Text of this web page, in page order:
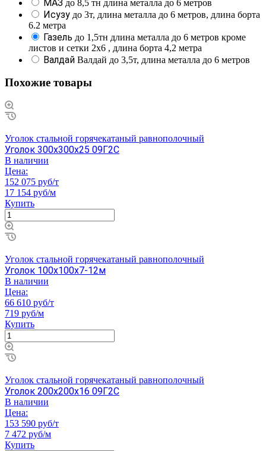
МАЗ до 8,5 тн длина металла до 6 метров
Исузу до 3т, длина металла до 6 метров, длина борта
6.2 метра
Газель до 1,5тн длина металла до 6 метров кроме
листов и сетки 2х6 , длина борта 4,2 метра
Валдай Валдай до 3,5т, длина металла до 6 метров
Похожие товары
Уголок стальной горячекатаный равнополочный
Уголок 300х300х25 09Г2С
В наличии
Цена:
152 075 руб/т
17 154 руб/м
Купить
Уголок стальной горячекатаный равнополочный
Уголок 100х100х7-12м
В наличии
Цена:
66 610 руб/т
719 руб/м
Купить
Уголок стальной горячекатаный равнополочный
Уголок 200х200х16 09Г2С
В наличии
Цена:
153 590 руб/т
7 472 руб/м
Купить